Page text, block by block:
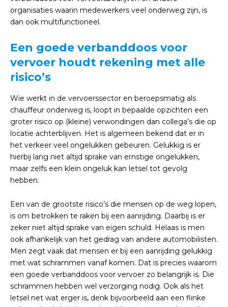
organisaties waarin medewerkers veel onderweg zijn, is
dan ook multifunctioneel.
Een goede verbanddoos voor
vervoer houdt rekening met alle
risico’s
Wie werkt in de vervoerssector en beroepsmatig als
chauffeur onderweg is, loopt in bepaalde opzichten een
groter risico op (kleine) verwondingen dan collega’s die op
locatie achterblijven. Het is algemeen bekend dat er in
het verkeer veel ongelukken gebeuren. Gelukkig is er
hierbij lang niet altijd sprake van ernstige ongelukken,
maar zelfs een klein ongeluk kan letsel tot gevolg
hebben.
Een van de grootste risico’s die mensen op de weg lopen,
is om betrokken te raken bij een aanrijding. Daarbij is er
zeker niet altijd sprake van eigen schuld. Helaas is men
ook afhankelijk van het gedrag van andere automobilisten.
Men zegt vaak dat mensen er bij een aanrijding gelukkig
met wat schrammen vanaf komen. Dat is precies waarom
een goede verbanddoos voor vervoer zo belangrijk is. Die
schrammen hebben wel verzorging nodig. Ook als het
letsel net wat erger is, denk bijvoorbeeld aan een flinke